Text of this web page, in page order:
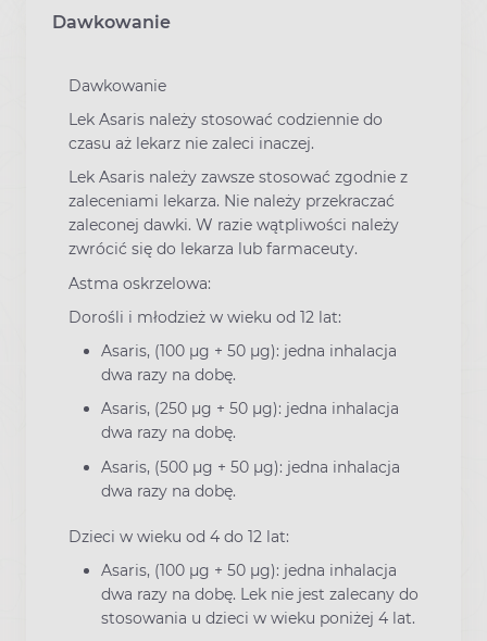
Dawkowanie
Dawkowanie
Lek Asaris należy stosować codziennie do
czasu aż lekarz nie zaleci inaczej.
Lek Asaris należy zawsze stosować zgodnie z
zaleceniami lekarza. Nie należy przekraczać
zaleconej dawki. W razie wątpliwości należy
zwrócić się do lekarza lub farmaceuty.
Astma oskrzelowa:
Dorośli i młodzież w wieku od 12 lat:
Asaris, (100 μg + 50 μg): jedna inhalacja
dwa razy na dobę.
Asaris, (250 μg + 50 μg): jedna inhalacja
dwa razy na dobę.
Asaris, (500 μg + 50 μg): jedna inhalacja
dwa razy na dobę.
Dzieci w wieku od 4 do 12 lat:
Asaris, (100 μg + 50 μg): jedna inhalacja
dwa razy na dobę. Lek nie jest zalecany do
stosowania u dzieci w wieku poniżej 4 lat.